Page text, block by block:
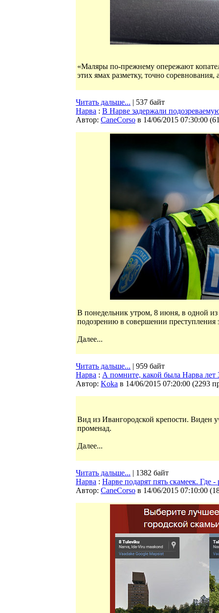
«Маляры по-прежнему опережают
этих ямах разметку, точно
Читать дальше... | 537 байт
Нарва : В Нарве задержали
Автор: CaneCorso в 14/06/2015 07:30:00 (
В понедельник утром, 8 июня, в одной
подозрению в совершении преступления
Далее...
Читать дальше... | 959 байт
Нарва : А помните, какой была Нарва лет
Автор: Koka в 14/06/2015 07:20:00 (2293
Вид из Ивангородской крепости. Виден
променад.
Далее...
Читать дальше... | 1382 байт
Нарва : Нарве подарят пять скамеек. Где
Автор: CaneCorso в 14/06/2015 07:10:00 (